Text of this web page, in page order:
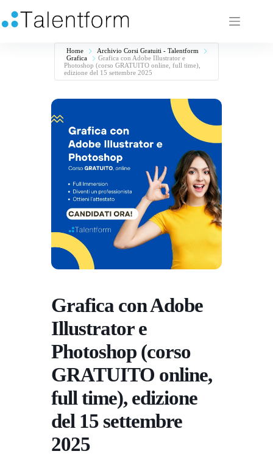
Home
Archivio Corsi Gratuiti - Talentform
Grafica
Grafica con Adobe Illustrator e
Photoshop (corso GRATUITO online, full time),
edizione del 15 settembre 2025
Grafica con Adobe
Illustrator e
Photoshop (corso
GRATUITO online,
full time), edizione
del 15 settembre
2025